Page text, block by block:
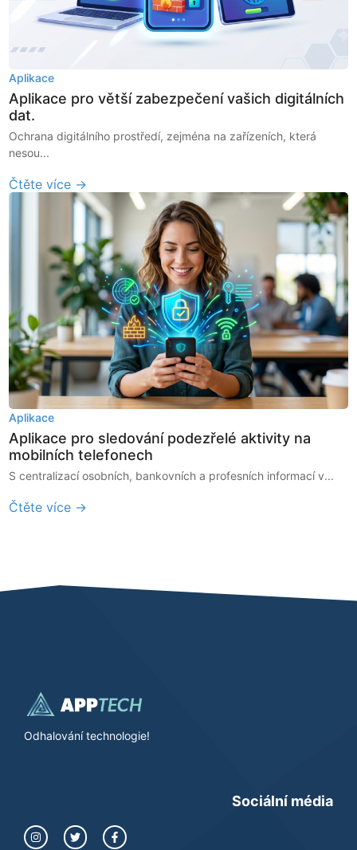
Aplikace
Aplikace pro větší zabezpečení vašich digitálních
dat.
Ochrana digitálního prostředí, zejména na zařízeních, která
nesou...
Čtěte více →
Aplikace
Aplikace pro sledování podezřelé aktivity na
mobilních telefonech
S centralizací osobních, bankovních a profesních informací v...
Čtěte více →
Odhalování technologie!
Sociální média